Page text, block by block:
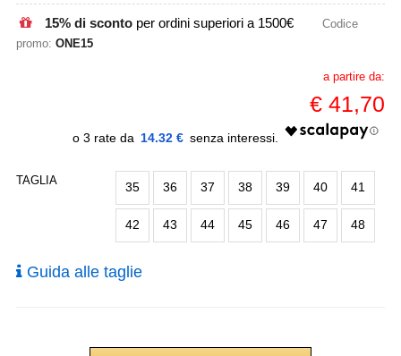
15% di scontoper ordini superiori a 1500€
Codice
promo: ONE15
a partire da:
€ 41,70
14.32 €
TAGLIA 35 36 37 38 39 40 41
42 43 44 45 46 47 48
Guida alle taglie